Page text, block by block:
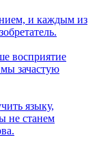
и каждым из
восприятие
мы зачастую
языку,
не станем